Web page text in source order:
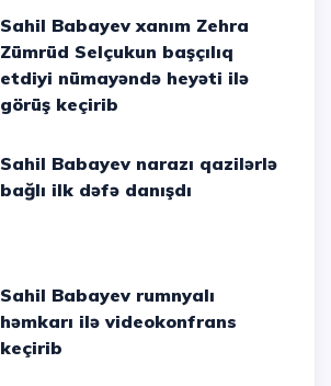
Sahil Babayev xanım Zehra
Zümrüd Selçukun başçılıq
etdiyi nümayəndə heyəti ilə
görüş keçirib
Sahil Babayev narazı qazilərlə
bağlı ilk dəfə danışdı
Sahil Babayev rumnyalı
həmkarı ilə videokonfrans
keçirib